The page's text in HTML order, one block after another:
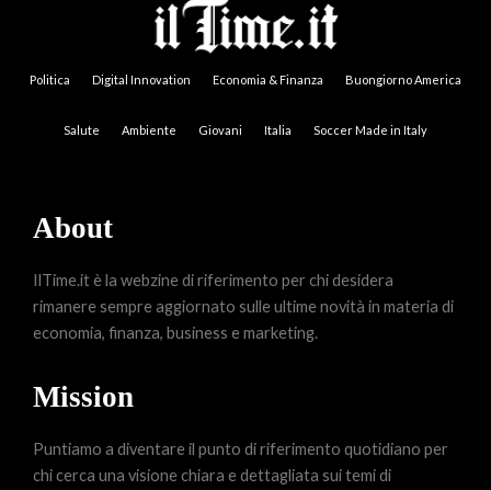
Politica Digital Innovation Economia & Finanza Buongiorno America
Salute Ambiente Giovani Italia Soccer Made in Italy
About
IlTime.it è la webzine di riferimento per chi desidera
rimanere sempre aggiornato sulle ultime novità in materia di
economia, finanza, business e marketing.
Mission
Puntiamo a diventare il punto di riferimento quotidiano per
chi cerca una visione chiara e dettagliata sui temi di